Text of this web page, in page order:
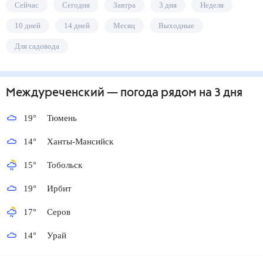
Сейчас Сегодня Завтра 3 дня Неделя
10 дней 14 дней Месяц Выходные
Для садовода
Междуреченский — погода рядом на 3 дня
19° Тюмень
14° Ханты-Мансийск
15° Тобольск
19° Ирбит
17° Серов
14° Урай